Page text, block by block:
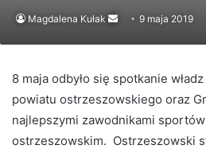
Magdalena Kułak
Send9 maja 2019
8 maja odbyło się spotkanie
powiatu ostrzeszowskiego oraz
najlepszymi zawodnikami
ostrzeszowskim. Ostrzeszowski